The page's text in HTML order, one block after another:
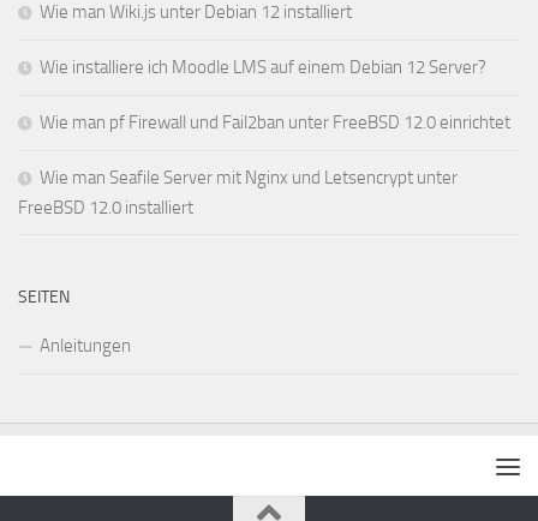
Wie man Wiki.js unter Debian 12 installiert
Wie installiere ich Moodle LMS auf einem Debian 12 Server?
Wie man pf Firewall und Fail2ban unter FreeBSD 12.0 einrichtet
Wie man Seafile Server mit Nginx und Letsencrypt unter
FreeBSD 12.0 installiert
SEITEN
Anleitungen